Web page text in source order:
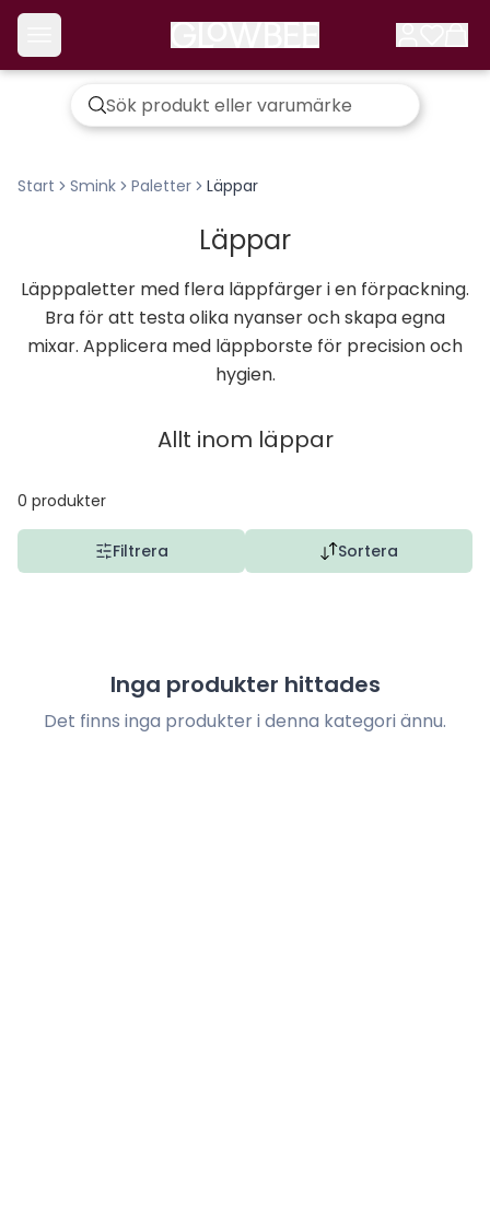
Start Smink Paletter Läppar
Läppar
Läpppaletter med flera läppfärger i en förpackning.
Bra för att testa olika nyanser och skapa egna
mixar. Applicera med läppborste för precision och
hygien.
Allt inom läppar
0 produkter
Filtrera Sortera
Inga produkter hittades
Det finns inga produkter i denna kategori ännu.